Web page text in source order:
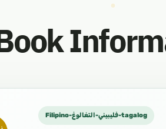
Filipino-فليبيني-التغالوغ-tagalog